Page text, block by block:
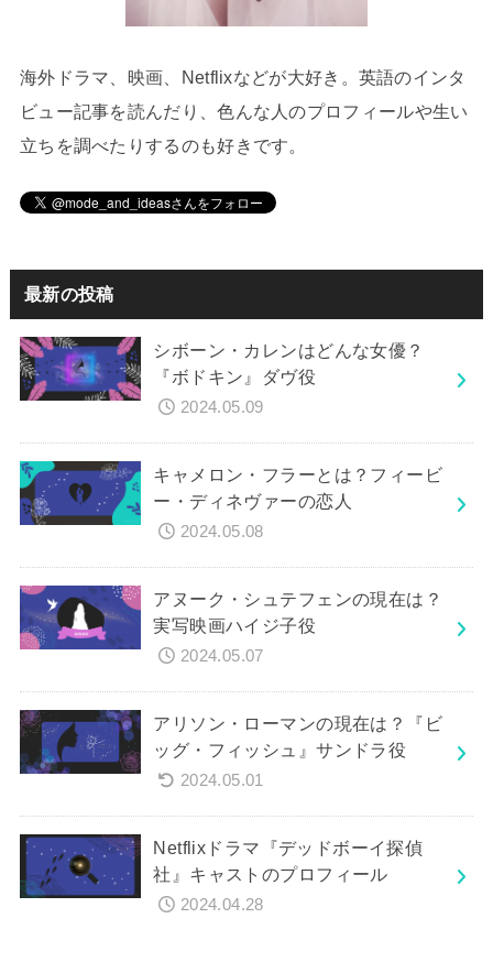
海外ドラマ、映画、Netflixなどが大好き。英語のインタ
ビュー記事を読んだり、色んな人のプロフィールや生い
立ちを調べたりするのも好きです。
最新の投稿
シボーン・カレンはどんな女優？
『ボドキン』ダヴ役
2024.05.09
キャメロン・フラーとは？フィービ
ー・ディネヴァーの恋人
2024.05.08
アヌーク・シュテフェンの現在は？
実写映画ハイジ子役
2024.05.07
アリソン・ローマンの現在は？『ビ
ッグ・フィッシュ』サンドラ役
2024.05.01
Netflixドラマ『デッドボーイ探偵
社』キャストのプロフィール
2024.04.28